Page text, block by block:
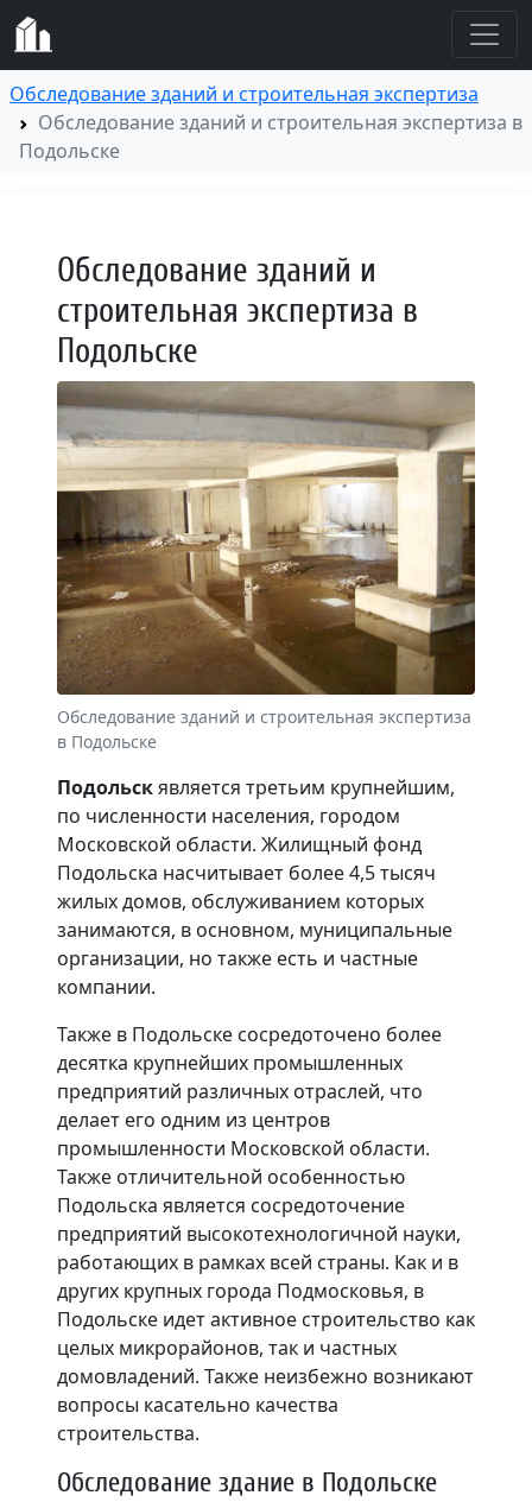
Обследование зданий и строительная экспертиза
Обследование зданий и строительная экспертиза в
Подольске
Обследование зданий и
строительная экспертиза в
Подольске
Обследование зданий и строительная экспертиза
в Подольске
Подольскявляется третьим крупнейшим,
по численности населения, городом
Московской области. Жилищный фонд
Подольска насчитывает более 4,5 тысяч
жилых домов, обслуживанием которых
занимаются, в основном, муниципальные
организации, но также есть и частные
компании.
Также в Подольске сосредоточено более
десятка крупнейших промышленных
предприятий различных отраслей, что
делает его одним из центров
промышленности Московской области.
Также отличительной особенностью
Подольска является сосредоточение
предприятий высокотехнологичной науки,
работающих в рамках всей страны. Как и в
других крупных города Подмосковья, в
Подольске идет активное строительство как
целых микрорайонов, так и частных
домовладений. Также неизбежно возникают
вопросы касательно качества
строительства.
Обследование здание в Подольске